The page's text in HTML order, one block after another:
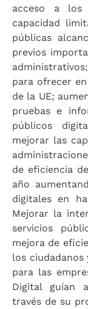
acceso a los
capacidad
públicas
previos
para ofrecer
de la UE;
pruebas e
públicos
mejorar las
de eficiencia
año
digitales en
Mejorar la
servicios
mejora de
los ciudadanos
para las
Digital guían
través de su